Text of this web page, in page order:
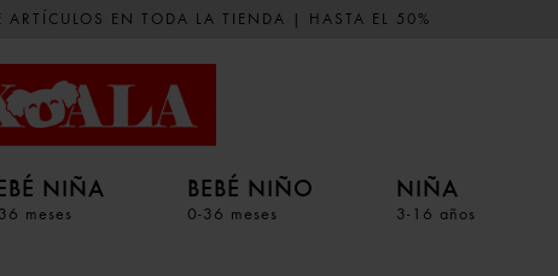
ARTÍCULOS EN TODA LA TIENDA | HASTA EL 50%
NIÑA
meses
BEBÉ NIÑO
0-36 meses
NIÑA
3-16 años